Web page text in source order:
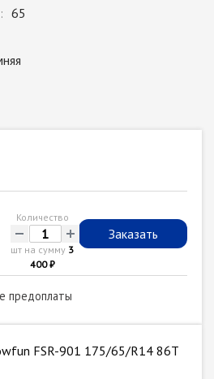
65
Количество
- +
шт на сумму 3
400 ₽
Заказать
предоплаты
FSR-901 175/65/R14 86T